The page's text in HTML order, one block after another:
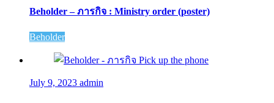
Beholder – ภารกิจ : Ministry order (poster)
Beholder
July 9, 2023 admin